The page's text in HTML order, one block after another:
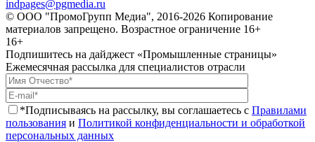
indpages@pgmedia.ru
© ООО "ПромоГрупп Медиа", 2016-2026 Копирование
материалов запрещено. Возрастное ограничение 16+
16+
Подпишитесь на дайджест «Промышленные страницы»
Ежемесячная рассылка для специалистов отрасли
*Подписываясь на рассылку, вы соглашаетесь с Правилами
пользования и Политикой конфиденциальности и обработкой
персональных данных